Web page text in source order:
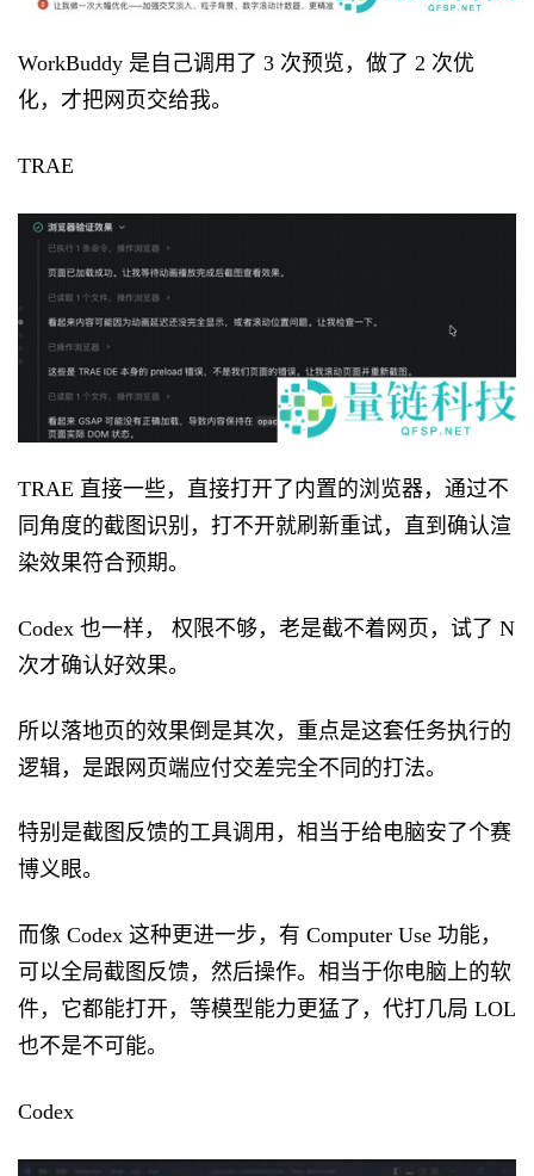
WorkBuddy 是自己调用了 3 次预览，做了 2 次优
化，才把网页交给我。
TRAE
TRAE 直接一些，直接打开了内置的浏览器，通过不
同角度的截图识别，打不开就刷新重试，直到确认渲
染效果符合预期。
Codex 也一样， 权限不够，老是截不着网页，试了 N
次才确认好效果。
所以落地页的效果倒是其次，重点是这套任务执行的
逻辑，是跟网页端应付交差完全不同的打法。
特别是截图反馈的工具调用，相当于给电脑安了个赛
博义眼。
而像 Codex 这种更进一步，有 Computer Use 功能，
可以全局截图反馈，然后操作。相当于你电脑上的软
件，它都能打开，等模型能力更猛了，代打几局 LOL
也不是不可能。
Codex